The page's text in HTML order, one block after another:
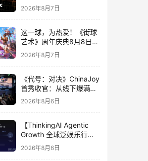
2026年8月7日
这一球，为热爱！《街球
艺术》周年庆典8月8日正
式上线，多重福利与全新
内容同步开启
2026年8月7日
《代号：对决》ChinaJoy
首秀收官：从线下爆满看
见玩家的真实期待
2026年8月6日
【ThinkingAI Agentic
Growth 全球泛娱乐行业
峰会】Agent 时代，人到
底负责什么
2026年8月6日